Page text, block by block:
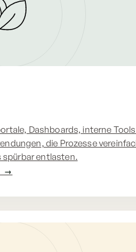
Dashboards, interne
die Prozesse
spürbar entlasten.
→